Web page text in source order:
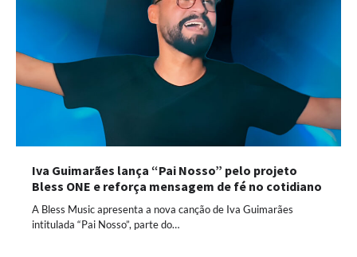
Iva Guimarães lança “Pai Nosso” pelo projeto
Bless ONE e reforça mensagem de fé no cotidiano
A Bless Music apresenta a nova canção de Iva Guimarães
intitulada “Pai Nosso”, parte do…